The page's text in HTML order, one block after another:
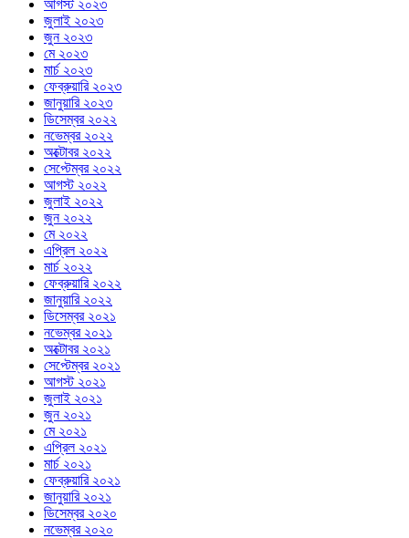
আগস্ট ২০২৩
জুলাই ২০২৩
জুন ২০২৩
মে ২০২৩
মার্চ ২০২৩
ফেব্রুয়ারি ২০২৩
জানুয়ারি ২০২৩
ডিসেম্বর ২০২২
নভেম্বর ২০২২
অক্টোবর ২০২২
সেপ্টেম্বর ২০২২
আগস্ট ২০২২
জুলাই ২০২২
জুন ২০২২
মে ২০২২
এপ্রিল ২০২২
মার্চ ২০২২
ফেব্রুয়ারি ২০২২
জানুয়ারি ২০২২
ডিসেম্বর ২০২১
নভেম্বর ২০২১
অক্টোবর ২০২১
সেপ্টেম্বর ২০২১
আগস্ট ২০২১
জুলাই ২০২১
জুন ২০২১
মে ২০২১
এপ্রিল ২০২১
মার্চ ২০২১
ফেব্রুয়ারি ২০২১
জানুয়ারি ২০২১
ডিসেম্বর ২০২০
নভেম্বর ২০২০